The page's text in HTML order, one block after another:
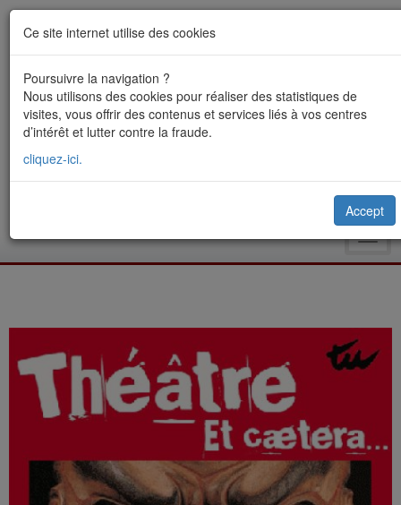
Ce site internet utilise des cookies
Poursuivre la navigation ?
Nous utilisons des cookies pour réaliser des statistiques de
visites, vous offrir des contenus et services liés à vos centres
d’intérêt et lutter contre la fraude.
cliquez-ici.
Accept